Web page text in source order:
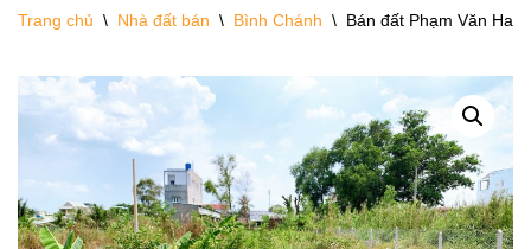
Trang chủ \ Nhà đất bán \ Bình Chánh \ Bán đất Phạm Văn Hai